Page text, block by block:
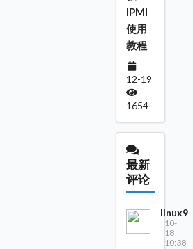
IPMI
使用
教程
12-19
1654
最新
评论
linux9
10-
18
10:38